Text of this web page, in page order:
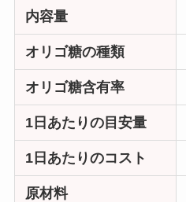
内容量
オリゴ糖の種類
オリゴ糖含有率
1日あたりの目安量
1日あたりのコスト
原材料